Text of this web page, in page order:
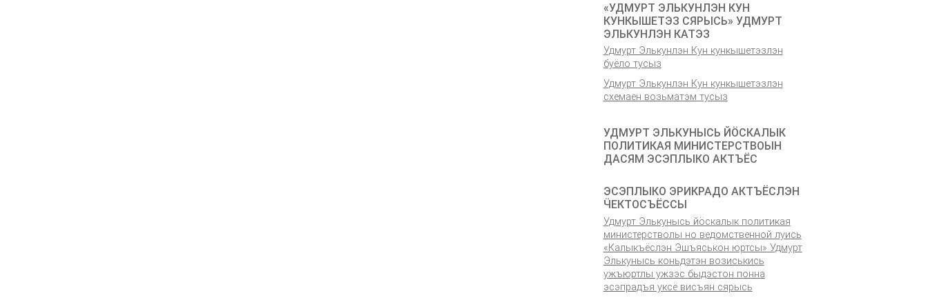
«УДМУРТ ЭЛЬКУНЛЭН КУН
КУНКЫШЕТЭЗ СЯРЫСЬ» УДМУРТ
ЭЛЬКУНЛЭН КАТЭЗ
Удмурт Элькунлэн Кун кункышетэзлэн
буёло тусыз
Удмурт Элькунлэн Кун кункышетэзлэн
схемаен возьматэм тусыз
УДМУРТ ЭЛЬКУНЫСЬ ЙÖСКАЛЫК
ПОЛИТИКАЯ МИНИСТЕРСТВОЫН
ДАСЯМ ЭСЭПЛЫКО АКТЪЁС
ЭСЭПЛЫКО ЭРИКРАДО АКТЪЁСЛЭН
ӴЕКТОСЪЁССЫ
Удмурт Элькунысь йӧскалык политикая
министерстволы но ведомственной луись
«Калыкъёслэн Эшъяськон юртсы» Удмурт
Элькунысь коньдэтэн возиськись
ужъюртлы ужзэс быдэстон понна
эсэпрадъя уксё висъян сярысь